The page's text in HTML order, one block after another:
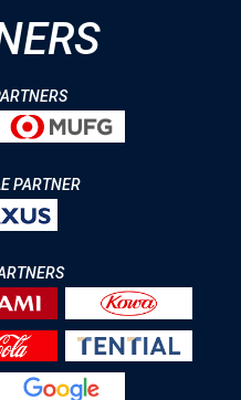
PARTNER